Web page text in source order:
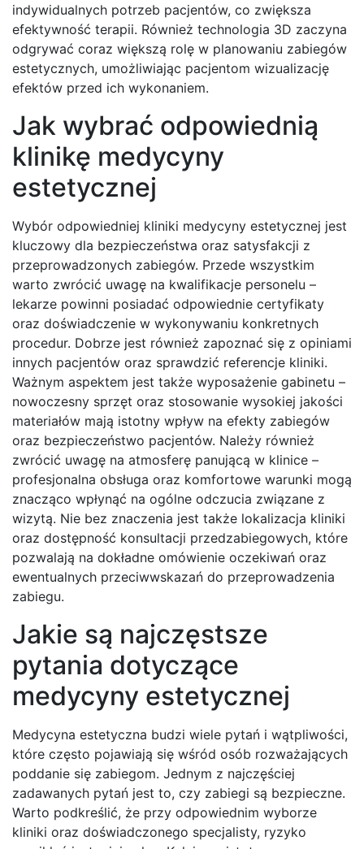
indywidualnych potrzeb pacjentów, co zwiększa
efektywność terapii. Również technologia 3D zaczyna
odgrywać coraz większą rolę w planowaniu zabiegów
estetycznych, umożliwiając pacjentom wizualizację
efektów przed ich wykonaniem.
Jak wybrać odpowiednią
klinikę medycyny
estetycznej
Wybór odpowiedniej kliniki medycyny estetycznej jest
kluczowy dla bezpieczeństwa oraz satysfakcji z
przeprowadzonych zabiegów. Przede wszystkim
warto zwrócić uwagę na kwalifikacje personelu –
lekarze powinni posiadać odpowiednie certyfikaty
oraz doświadczenie w wykonywaniu konkretnych
procedur. Dobrze jest również zapoznać się z opiniami
innych pacjentów oraz sprawdzić referencje kliniki.
Ważnym aspektem jest także wyposażenie gabinetu –
nowoczesny sprzęt oraz stosowanie wysokiej jakości
materiałów mają istotny wpływ na efekty zabiegów
oraz bezpieczeństwo pacjentów. Należy również
zwrócić uwagę na atmosferę panującą w klinice –
profesjonalna obsługa oraz komfortowe warunki mogą
znacząco wpłynąć na ogólne odczucia związane z
wizytą. Nie bez znaczenia jest także lokalizacja kliniki
oraz dostępność konsultacji przedzabiegowych, które
pozwalają na dokładne omówienie oczekiwań oraz
ewentualnych przeciwwskazań do przeprowadzenia
zabiegu.
Jakie są najczęstsze
pytania dotyczące
medycyny estetycznej
Medycyna estetyczna budzi wiele pytań i wątpliwości,
które często pojawiają się wśród osób rozważających
poddanie się zabiegom. Jednym z najczęściej
zadawanych pytań jest to, czy zabiegi są bezpieczne.
Warto podkreślić, że przy odpowiednim wyborze
kliniki oraz doświadczonego specjalisty, ryzyko